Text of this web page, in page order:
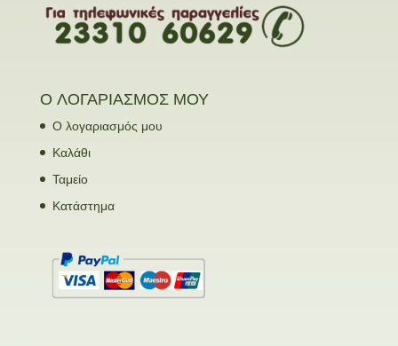
Ο ΛΟΓΑΡΙΑΣΜΟΣ ΜΟΥ
Ο λογαριασμός μου
Καλάθι
Ταμείο
Κατάστημα